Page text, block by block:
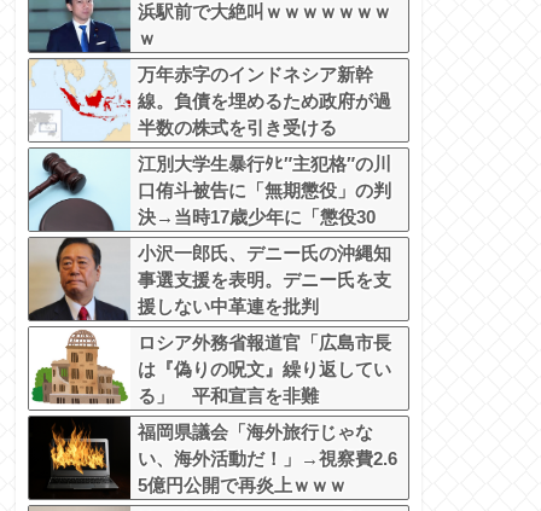
浜駅前で大絶叫ｗｗｗｗｗｗｗ
ｗ
万年赤字のインドネシア新幹
線。負債を埋めるため政府が過
半数の株式を引き受ける
江別大学生暴行ﾀﾋ″主犯格″の川
口侑斗被告に「無期懲役」の判
決→当時17歳少年に「懲役30
年」の判決
小沢一郎氏、デニー氏の沖縄知
事選支援を表明。デニー氏を支
援しない中革連を批判
ロシア外務省報道官「広島市長
は『偽りの呪文』繰り返してい
る」 平和宣言を非難
福岡県議会「海外旅行じゃな
い、海外活動だ！」→視察費2.6
5億円公開で再炎上ｗｗｗ